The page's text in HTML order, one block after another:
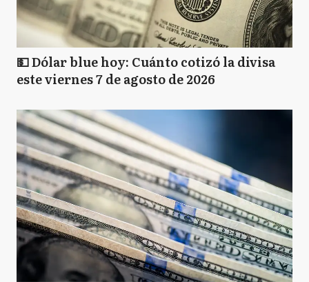
💵 Dólar blue hoy: Cuánto cotizó la divisa
este viernes 7 de agosto de 2026